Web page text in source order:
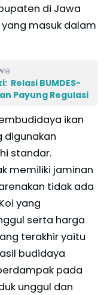
di Jawa
masuk dalam
Relasi BUMDES-
Payung Regulasi
ikan
digunakan
standar.
memiliki jaminan
tidak ada
yang
serta harga
terakhir yaitu
budidaya
pada
unggul dan